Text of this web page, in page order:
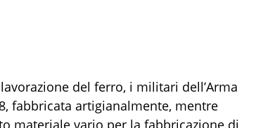
del ferro, i militari dell’Arma
fabbricata artigianalmente, mentre
materiale vario per la fabbricazione di